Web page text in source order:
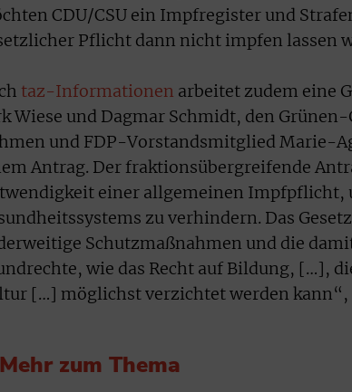
CDU/CSU ein Impfregister und
Pflicht dann nicht impfen lassen
taz-Informationen arbeitet zudem eine
Wiese und Dagmar Schmidt, den
und FDP-Vorstandsmitglied Marie-
Antrag. Der fraktionsübergreifende
einer allgemeinen Impfpflicht,
zu verhindern. Das
Schutzmaßnahmen und die
wie das Recht auf Bildung, […],
[…] möglichst verzichtet werden kann“,
Mehr zum Thema